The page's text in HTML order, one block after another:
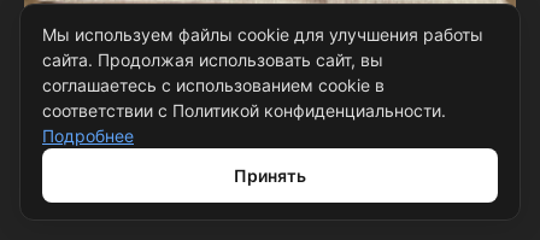
Прямоугольный ковёр Carina
5384A_BROWN_BROWN, Турция
Количество размеров: 1
наличие
4 шт.
Мы используем файлы cookie для улучшения работы
сайта. Продолжая использовать сайт, вы
соглашаетесь с использованием cookie в
соответствии с Политикой конфиденциальности.
Подробнее
Принять